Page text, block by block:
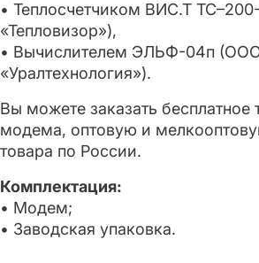
• Теплосчетчиком ВИС.Т
«Тепловизор»),
• Вычислителем ЭЛЬФ-04п
«Уралтехнология»).
Вы можете заказать бесплатное
модема, оптовую и
товара по России.
Комплектация:
• Модем;
• Заводская упаковка.